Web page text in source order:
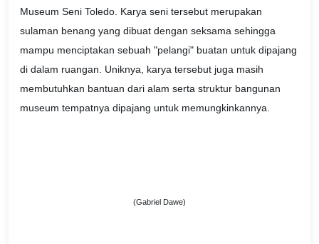
Museum Seni Toledo. Karya seni tersebut merupakan
sulaman benang yang dibuat dengan seksama sehingga
mampu menciptakan sebuah "pelangi" buatan untuk dipajang
di dalam ruangan. Uniknya, karya tersebut juga masih
membutuhkan bantuan dari alam serta struktur bangunan
museum tempatnya dipajang untuk memungkinkannya.
(Gabriel Dawe)